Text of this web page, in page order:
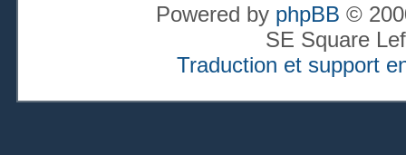
Powered by phpBB ©
SE Square
Traduction et support